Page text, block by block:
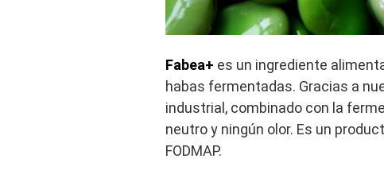
Fabea+ es un ingrediente
habas fermentadas. Gracias a
industrial, combinado con la
neutro y ningún olor. Es un
FODMAP.